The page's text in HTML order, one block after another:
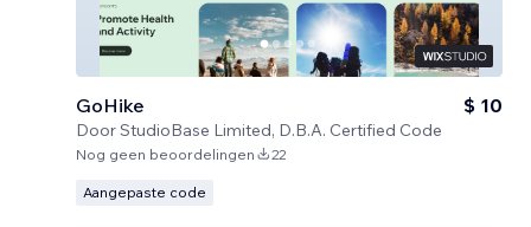
GoHike
DoorStudioBase Limited, D.B.A. Certified Code
$ 10
Nog geen beoordelingen 22
Aangepaste code